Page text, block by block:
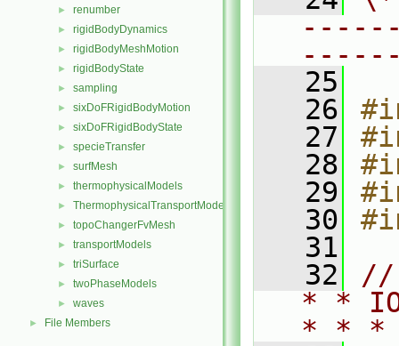
► renumber
► rigidBodyDynamics
► rigidBodyMeshMotion
► rigidBodyState
► sampling
► sixDoFRigidBodyMotion
► sixDoFRigidBodyState
► specieTransfer
► surfMesh
► thermophysicalModels
► ThermophysicalTransportModels
► topoChangerFvMesh
► transportModels
► triSurface
► twoPhaseModels
► waves
► File Members
   25
   26
   27
   28
   29
   30
   31
   32
//
* *
* *